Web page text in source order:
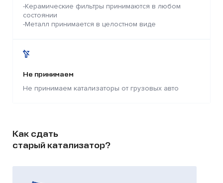
-Керамические фильтры принимаются в любом
состоянии
-Металл принимается в целостном виде
Не принимаем
Не принимаем катализаторы от грузовых авто
Как сдать
старый катализатор?